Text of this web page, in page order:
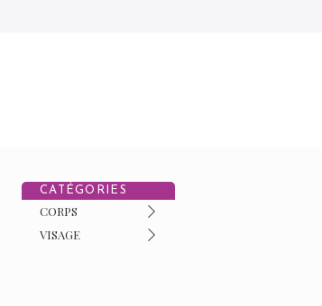
CATÉGORIES
CORPS
VISAGE